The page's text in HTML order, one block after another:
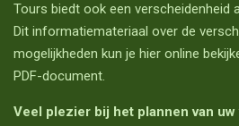
Tours biedt ook een verscheidenheid
Dit informatiemateriaal over de
mogelijkheden kun je hier online
PDF-document.
Veel plezier bij het plannen van uw